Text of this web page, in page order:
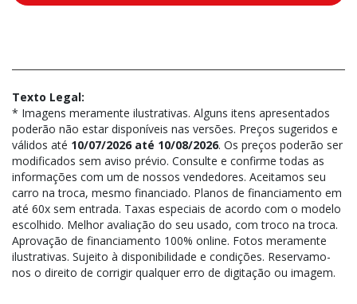
Texto Legal:
* Imagens meramente ilustrativas. Alguns itens apresentados
poderão não estar disponíveis nas versões. Preços sugeridos e
válidos até 10/07/2026 até 10/08/2026. Os preços poderão ser
modificados sem aviso prévio. Consulte e confirme todas as
informações com um de nossos vendedores. Aceitamos seu
carro na troca, mesmo financiado. Planos de financiamento em
até 60x sem entrada. Taxas especiais de acordo com o modelo
escolhido. Melhor avaliação do seu usado, com troco na troca.
Aprovação de financiamento 100% online. Fotos meramente
ilustrativas. Sujeito à disponibilidade e condições. Reservamo-
nos o direito de corrigir qualquer erro de digitação ou imagem.